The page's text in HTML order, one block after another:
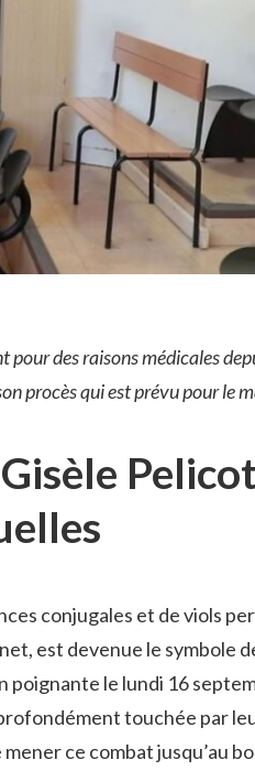
des raisons médicales
procès qui est prévu pour le
conjugales et de viols
est devenue le symbole
poignante le lundi 16
touchée par
ce combat jusqu’au